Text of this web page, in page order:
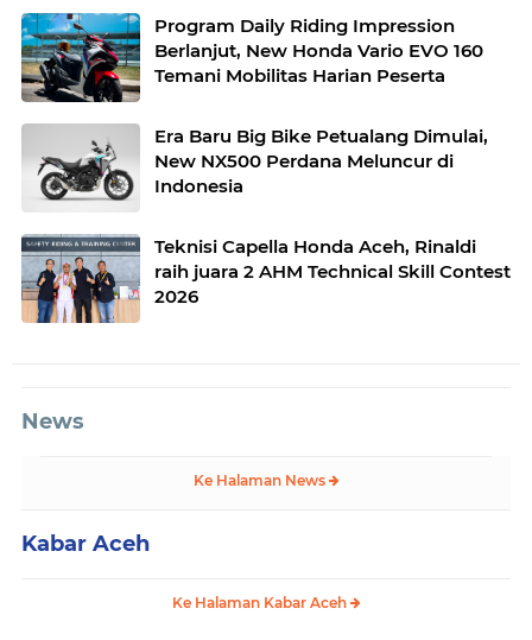
Program Daily Riding Impression
Berlanjut, New Honda Vario EVO 160
Temani Mobilitas Harian Peserta
Era Baru Big Bike Petualang Dimulai,
New NX500 Perdana Meluncur di
Indonesia
Teknisi Capella Honda Aceh, Rinaldi
raih juara 2 AHM Technical Skill Contest
2026
News
Ke Halaman News
Kabar Aceh
Ke Halaman Kabar Aceh